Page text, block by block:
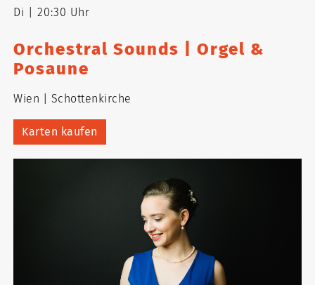
Di 20:30 Uhr
Orchestral Sounds | Orgel &
Posaune
Wien Schottenkirche
Karten kaufen